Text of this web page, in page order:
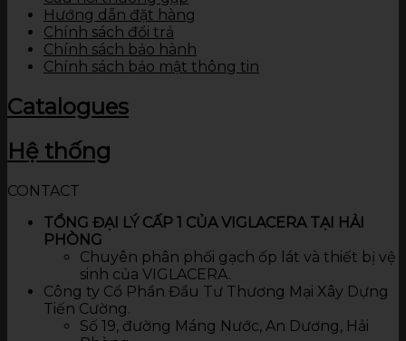
Hướng dẫn đặt hàng
Chính sách đổi trả
Chính sách bảo hành
Chính sách bảo mật thông tin
Catalogues
Hệ thống
CONTACT
TỔNG ĐẠI LÝ CẤP 1 CỦA VIGLACERA TẠI HẢI
PHÒNG
Chuyên phân phối gạch ốp lát và thiết bị vệ
sinh của VIGLACERA.
Công ty Cổ Phần Đầu Tư Thương Mại Xây Dựng
Tiến Cường.
Số 19, đường Máng Nước, An Dương, Hải